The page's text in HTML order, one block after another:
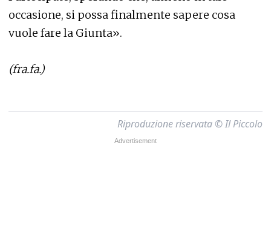
occasione, si possa finalmente sapere cosa
vuole fare la Giunta».
(fra.fa.)
Riproduzione riservata © Il Piccolo